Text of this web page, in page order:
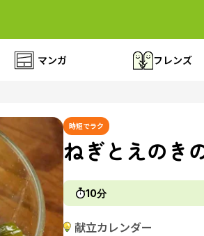
マンガ フレンズ
時短でラク
ねぎとえのき
10分
献立カレンダー